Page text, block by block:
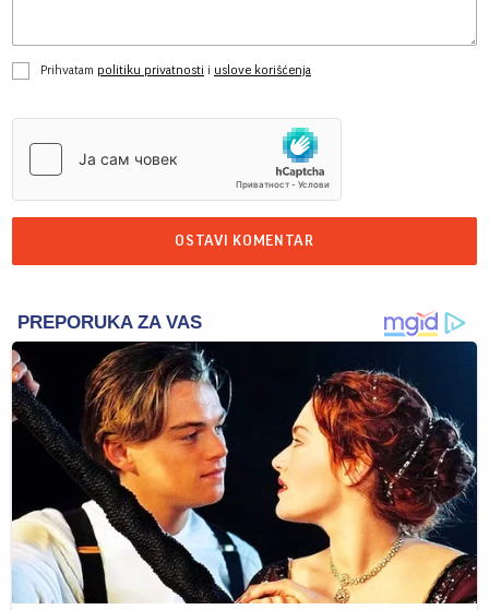
Prihvatam politiku privatnosti i uslove korišćenja
OSTAVI KOMENTAR